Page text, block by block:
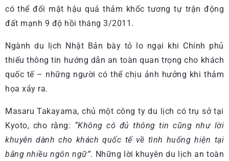
có thể đối mặt hậu quả thảm khốc tương tự trận động
đất mạnh 9 độ hồi tháng 3/2011.
Ngành du lịch Nhật Bản bày tỏ lo ngại khi Chính phủ
thiếu thông tin hướng dẫn an toàn quan trọng cho khách
quốc tế – những người có thể chịu ảnh hưởng khi thảm
họa xảy ra.
Masaru Takayama, chủ một công ty du lịch có trụ sở tại
Kyoto, cho rằng: “Không có đủ thông tin cũng như lời
khuyên dành cho khách quốc tế về tình huống hiện tại
bằng nhiều ngôn ngữ”. Những lời khuyên du lịch an toàn